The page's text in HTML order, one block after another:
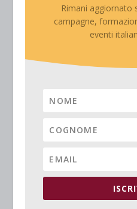
Rimani aggiornato
campagne,
eventi